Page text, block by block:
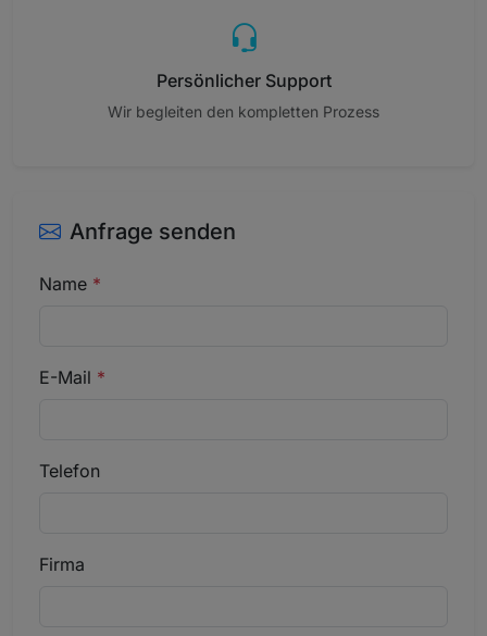
Persönlicher Support
Wir begleiten den kompletten Prozess
Anfrage senden
Name *
E-Mail *
Telefon
Firma